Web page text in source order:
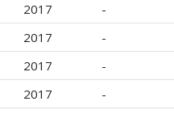
2017 -
2017 -
2017 -
2017 -